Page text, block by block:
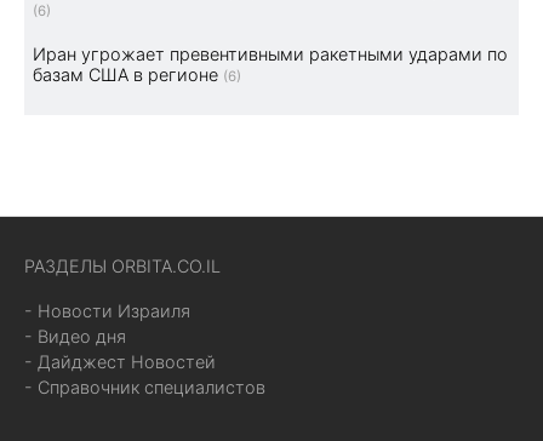
(6)
Иран угрожает превентивными ракетными ударами по
базам США в регионе (6)
РАЗДЕЛЫ ORBITA.CO.IL
- Новости Израиля
- Видео дня
- Дайджест Новостей
- Справочник специалистов